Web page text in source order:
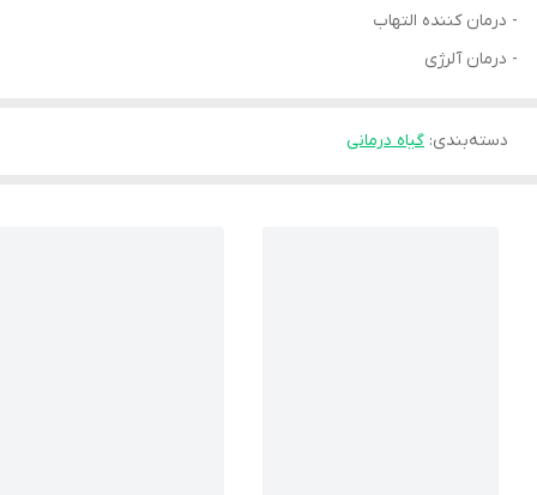
- درمان کننده التهاب
- درمان آلرژی
دسته‌بندی: گیاه درمانی